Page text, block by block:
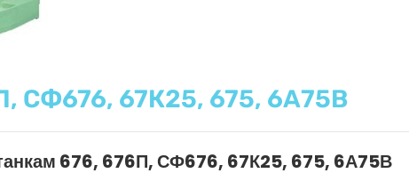
СФ676, 67К25, 675, 6А75В
676, 676П, СФ676, 67К25, 675, 6А75В